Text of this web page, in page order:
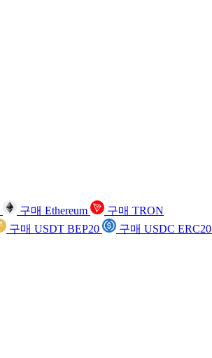
구매 Ethereum
구매 TRON
구매 USDT BEP20 구매 USDC ERC20